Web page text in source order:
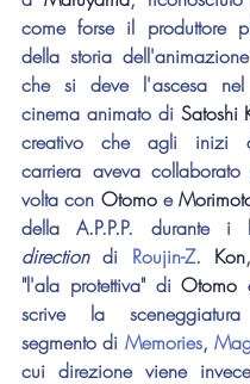
come forse il produttore
della storia
che si deve l'ascesa nel
cinema animato di Satoshi
creativo che agli inizi
carriera aveva
volta con Otomo e
della A.P.P.P. durante
direction di Roujin-Z. Kon
"l'ala protettiva" di Otomo
scrive la
segmento di Memories,